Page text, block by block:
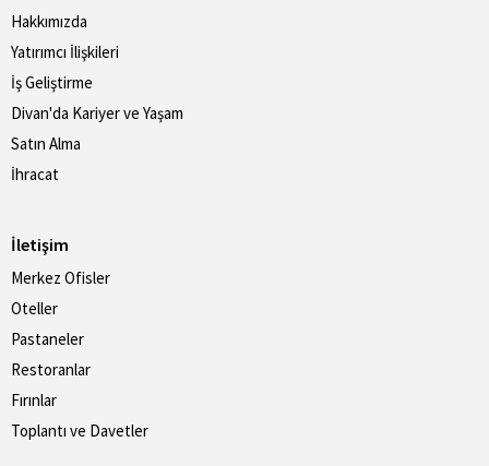
Hakkımızda
Yatırımcı İlişkileri
İş Geliştirme
Divan'da Kariyer ve Yaşam
Satın Alma
İhracat
İletişim
Merkez Ofisler
Oteller
Pastaneler
Restoranlar
Fırınlar
Toplantı ve Davetler